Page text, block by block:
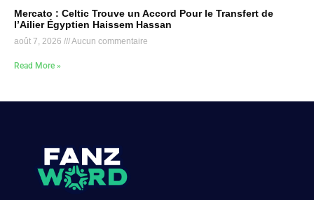
Mercato : Celtic Trouve un Accord Pour le Transfert de
l’Ailier Égyptien Haissem Hassan
août 7, 2026 Aucun commentaire
Read More »